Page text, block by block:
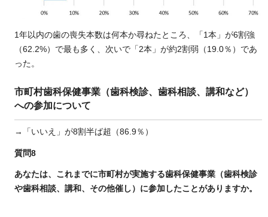
1年以内の歯の喪失本数は何本か尋ねたところ、「1本」が6割強
（62.2%）で最も多く、次いで「2本」が約2割弱（19.0％）であ
った。
市町村歯科保健事業（歯科検診、歯科相談、講和など）
への参加について
→「いいえ」が8割半ば超（86.9％）
質問8
あなたは、これまでに市町村が実施する歯科保健事業（歯科検診
や歯科相談、講和、その他催し）に参加したことがありますか。